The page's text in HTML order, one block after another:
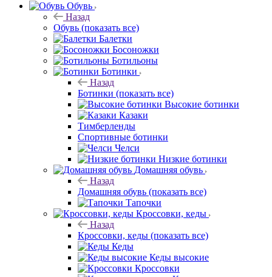
Обувь
Назад
Обувь (показать все)
Балетки
Босоножки
Ботильоны
Ботинки
Назад
Ботинки (показать все)
Высокие ботинки
Казаки
Тимберленды
Спортивные ботинки
Челси
Низкие ботинки
Домашняя обувь
Назад
Домашняя обувь (показать все)
Тапочки
Кроссовки, кеды
Назад
Кроссовки, кеды (показать все)
Кеды
Кеды высокие
Кроссовки